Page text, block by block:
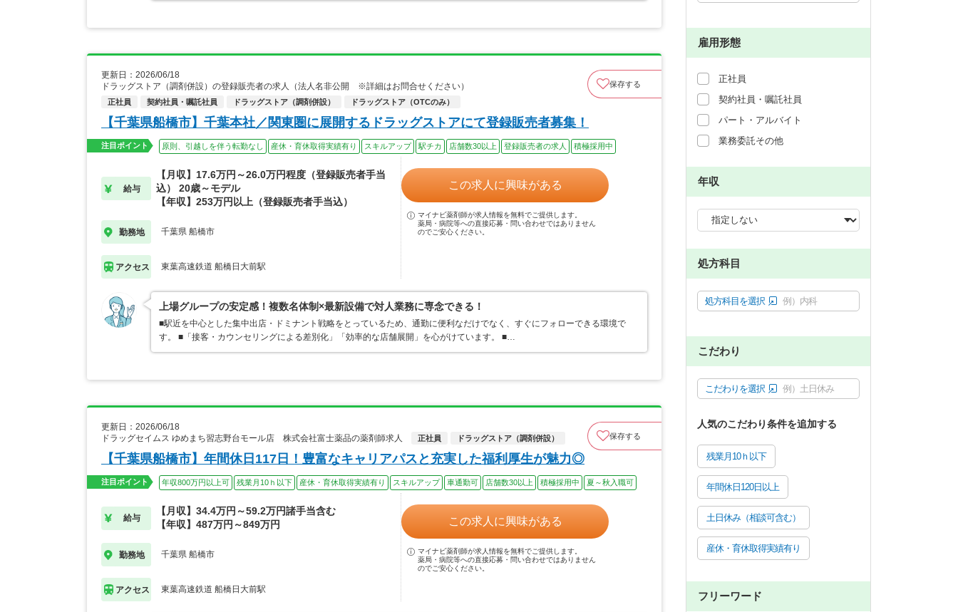
更新日：2026/06/18
ドラッグストア（調剤併設）の登録販売者の求人（法人名非公開 ※詳細はお問合せください）
正社員 契約社員・嘱託社員 ドラッグストア（調剤併設） ドラッグストア（OTCのみ）
保存する
【千葉県船橋市】千葉本社／関東圏に展開するドラッグストアにて登録販売者募集！
注目ポイント 原則、引越しを伴う転勤なし 産休・育休取得実績有り スキルアップ 駅チカ 店舗数30以上 登録販売者の求人 積極採用中
給与
【月収】17.6万円～26.0万円程度（登録販売者手当
込） 20歳～モデル
【年収】253万円以上（登録販売者手当込）
勤務地 千葉県 船橋市
アクセス 東葉高速鉄道 船橋日大前駅
この求人に興味がある
マイナビ薬剤師が求人情報を無料でご提供します。
薬局・病院等への直接応募・問い合わせではありません
のでご安心ください。
上場グループの安定感！複数名体制×最新設備で対人業務に専念できる！
■駅近を中心とした集中出店・ドミナント戦略をとっているため、通勤に便利なだけでなく、すぐにフォローできる環境で
す。 ■「接客・カウンセリングによる差別化」「効率的な店舗展開」を心がけています。 ■…
更新日：2026/06/18
ドラッグセイムス ゆめまち習志野台モール店 株式会社富士薬品の薬剤師求人
正社員 ドラッグストア（調剤併設） 保存する
【千葉県船橋市】年間休日117日！豊富なキャリアパスと充実した福利厚生が魅力◎
注目ポイント 年収800万円以上可 残業月10ｈ以下 産休・育休取得実績有り スキルアップ 車通勤可 店舗数30以上 積極採用中 夏～秋入職可
給与
【月収】34.4万円～59.2万円諸手当含む
【年収】487万円～849万円
勤務地 千葉県 船橋市
アクセス 東葉高速鉄道 船橋日大前駅
この求人に興味がある
マイナビ薬剤師が求人情報を無料でご提供します。
薬局・病院等への直接応募・問い合わせではありません
のでご安心ください。
雇用形態
正社員
契約社員・嘱託社員
パート・アルバイト
業務委託その他
年収
処方科目
処方科目を選択 例）内科
こだわり
こだわりを選択 例）土日休み
人気のこだわり条件を追加する
残業月10ｈ以下
年間休日120日以上
土日休み（相談可含む）
産休・育休取得実績有り
フリーワード